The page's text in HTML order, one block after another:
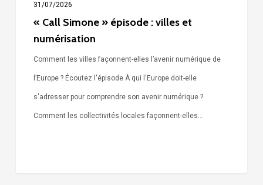
31/07/2026
« Call Simone » épisode : villes et
numérisation
Comment les villes façonnent-elles l’avenir numérique de
l’Europe ? Écoutez l'épisode À qui l'Europe doit-elle
s'adresser pour comprendre son avenir numérique ?
Comment les collectivités locales façonnent-elles…